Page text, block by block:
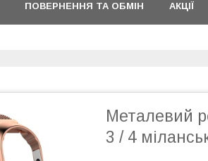
ПОВЕРНЕННЯ ТА ОБМІН АКЦІЇ
Металевий
3 / 4